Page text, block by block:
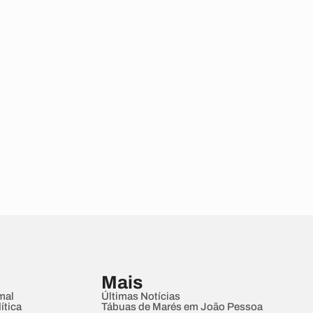
Mais
Últimas Notícias
Tábuas de Marés em João Pessoa